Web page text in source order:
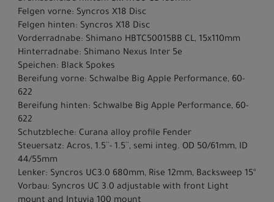
Felgen vorne: Syncros X18 Disc
Felgen hinten: Syncros X18 Disc
Vorderradnabe: Shimano HBTC50015BB CL, 15x110mm
Hinterradnabe: Shimano Nexus Inter 5e
Speichen: Black Spokes
Bereifung vorne: Schwalbe Big Apple Performance, 60-
622
Bereifung hinten: Schwalbe Big Apple Performance, 60-
622
Schutzbleche: Curana alloy profile Fender
Steuersatz: Acros, 1.5´´- 1.5´´, semi integ. OD 50/61mm, ID
44/55mm
Lenker: Syncros UC3.0 680mm, Rise 12mm, Backsweep 15°
Vorbau: Syncros UC 3.0 adjustable with front Light